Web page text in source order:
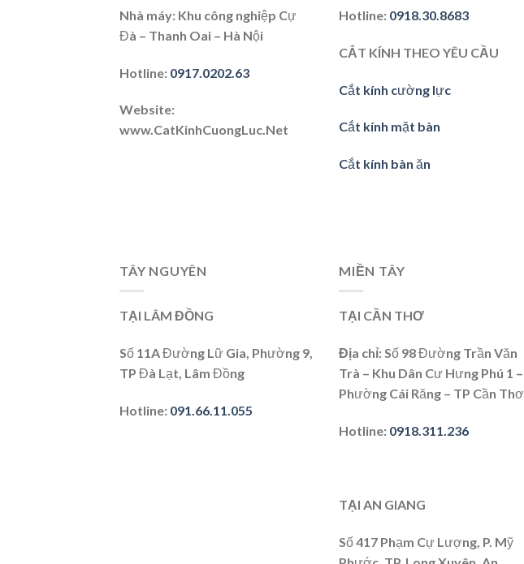
Nhà máy: Khu công nghiệp Cự
Đà – Thanh Oai – Hà Nội
Hotline: 0917.0202.63
Website:
www.CatKinhCuongLuc.Net
Hotline: 0918.30.8683
CẮT KÍNH THEO YÊU CẦU
Cắt kính cường lực
Cắt kính mặt bàn
Cắt kính bàn ăn
TÂY NGUYÊN
TẠI LÂM ĐỒNG
Số 11A Đường Lữ Gia, Phường 9,
TP Đà Lạt, Lâm Đồng
Hotline: 091.66.11.055
MIỀN TÂY
TẠI CẦN THƠ
Địa chỉ: Số 98 Đường Trần Văn
Trà – Khu Dân Cư Hưng Phú 1 –
Phường Cái Răng – TP Cần Thơ
Hotline: 0918.311.236
TẠI AN GIANG
Số 417 Phạm Cự Lượng, P. Mỹ